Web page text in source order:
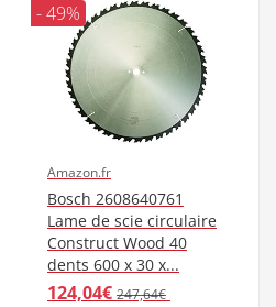
- 49%
Amazon.fr
Bosch 2608640761
Lame de scie circulaire
Construct Wood 40
dents 600 x 30 x...
124,04€ 247,64€